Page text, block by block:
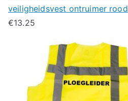
veiligheidsvest ontruimer rood
€13.25